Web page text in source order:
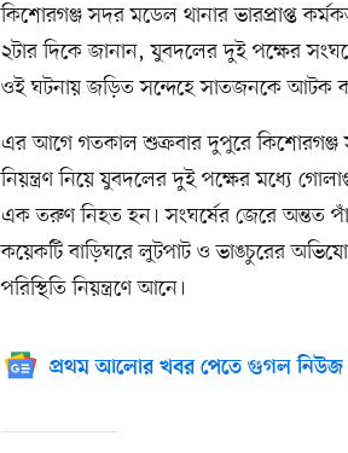
কিশোরগঞ্জ সদর মডেল থানার ভারপ্রাপ্ত
২টার দিকে জানান, যুবদলের দুই পক্ষের
ওই ঘটনায় জড়িত সন্দেহে সাতজনকে আটক
এর আগে গতকাল শুক্রবার দুপুরে কিশোরগঞ্জ
নিয়ন্ত্রণ নিয়ে যুবদলের দুই পক্ষের মধ্যে
এক তরুণ নিহত হন। সংঘর্ষের জেরে অন্তত
কয়েকটি বাড়িঘরে লুটপাট ও ভাঙচুরের
পরিস্থিতি নিয়ন্ত্রণে আনে।
প্রথম আলোর খবর পেতে গুগল নিউজ